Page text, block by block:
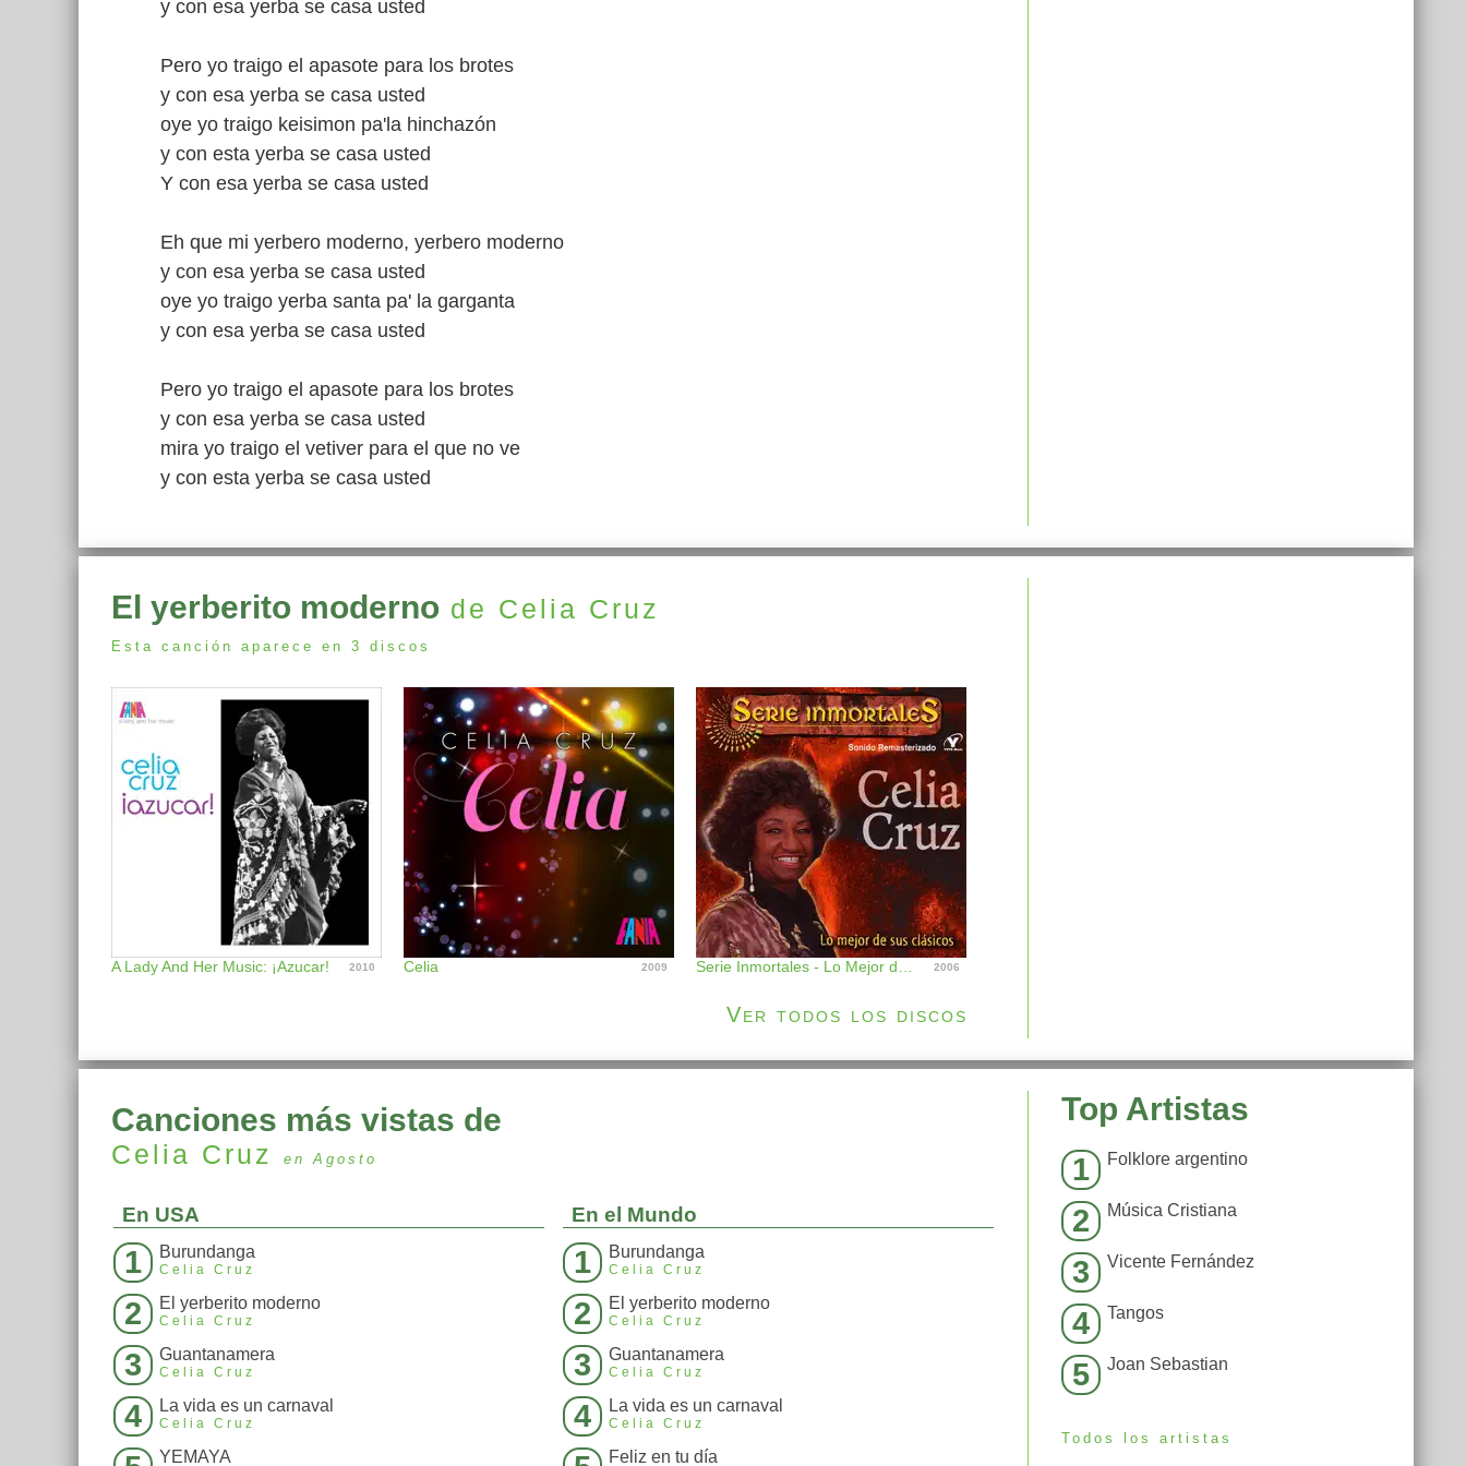
y con esa yerba se casa usted
Pero yo traigo el apasote para los brotes
y con esa yerba se casa usted
oye yo traigo keisimon pa'la hinchazón
y con esta yerba se casa usted
Y con esa yerba se casa usted
Eh que mi yerbero moderno, yerbero moderno
y con esa yerba se casa usted
oye yo traigo yerba santa pa' la garganta
y con esa yerba se casa usted
Pero yo traigo el apasote para los brotes
y con esa yerba se casa usted
mira yo traigo el vetiver para el que no ve
y con esta yerba se casa usted
El yerberito moderno de Celia Cruz
Esta canción aparece en 3 discos
A Lady And Her Music: ¡Azucar! 2010 Celia 2009 Serie Inmortales - Lo Mejor de Sus Clásicos 2006
Ver todos los discos
Canciones más vistas de
Celia Cruz en Agosto
En USA
1 Burundanga
Celia Cruz
2 El yerberito moderno
Celia Cruz
3 Guantanamera
Celia Cruz
4 La vida es un carnaval
Celia Cruz
YEMAYA
En el Mundo
1 Burundanga
Celia Cruz
2 El yerberito moderno
Celia Cruz
3 Guantanamera
Celia Cruz
4 La vida es un carnaval
Celia Cruz
Feliz en tu día
Top Artistas
1 Folklore argentino
2 Música Cristiana
3 Vicente Fernández
4 Tangos
5 Joan Sebastian
Todos los artistas